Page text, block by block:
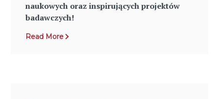
naukowych oraz inspirujących projektów
badawczych!
Read More